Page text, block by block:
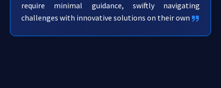
require minimal guidance, swiftly navigating
challenges with innovative solutions on their own